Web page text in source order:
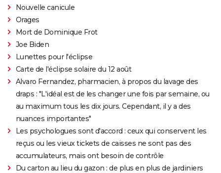
Nouvelle canicule
Orages
Mort de Dominique Frot
Joe Biden
Lunettes pour l'éclipse
Carte de l'éclipse solaire du 12 août
Alvaro Fernandez, pharmacien, à propos du lavage des
draps : "L'idéal est de les changer une fois par semaine, ou
au maximum tous les dix jours. Cependant, il y a des
nuances importantes"
Les psychologues sont d'accord : ceux qui conservent les
reçus ou les vieux tickets de caisses ne sont pas des
accumulateurs, mais ont besoin de contrôle
Du carton au lieu du gazon : de plus en plus de jardiniers